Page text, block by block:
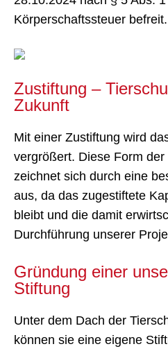
Überweisung die
(Name, Vorname,
Einzelspenden bis zu
entsprechenden
Einzahlungsbeleg/-Quittung
Förderung des
zugegangenen
Bochum, Steuer-Nummer
28.10.2024 nach § 5 Abs.
Zustiftung –
Zukunft
Mit einer Zustiftung wird